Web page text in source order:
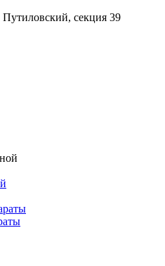
секция 39